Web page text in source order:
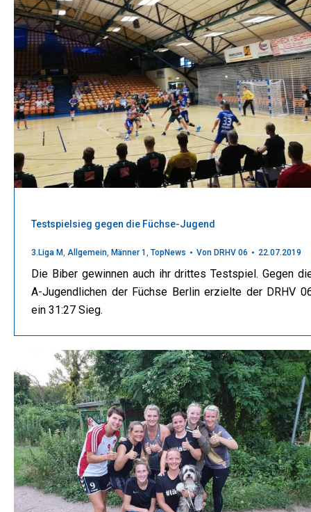
Testspielsieg gegen die Füchse-Jugend
3.Liga M Allgemein Männer 1 TopNews Von DRHV 06 22.07.2019
Die Biber gewinnen auch ihr drittes Testspiel. Gegen
A-Jugendlichen der Füchse Berlin erzielte der DRHV
ein 31:27 Sieg.